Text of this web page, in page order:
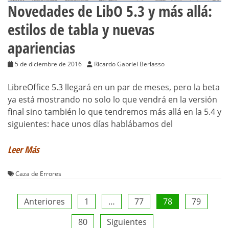
Novedades de LibO 5.3 y más allá:
estilos de tabla y nuevas
apariencias
5 de diciembre de 2016 Ricardo Gabriel Berlasso
LibreOffice 5.3 llegará en un par de meses, pero la beta
ya está mostrando no solo lo que vendrá en la versión
final sino también lo que tendremos más allá en la 5.4 y
siguientes: hace unos días hablábamos del
Leer Más
Caza de Errores
Paginación
Anteriores 1 … 77 78
79
80
Siguientes